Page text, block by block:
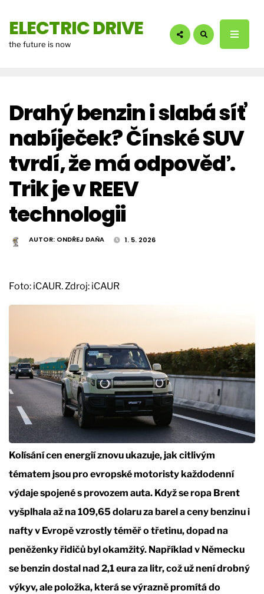
ELECTRIC DRIVE
the future is now
Drahý benzin i slabá síť
nabíječek? Čínské SUV
tvrdí, že má odpověď.
Trik je v REEV
technologii
AUTOR: ONDŘEJ DAŇA 1. 5. 2026
Foto: iCAUR. Zdroj: iCAUR
Kolísání cen energií znovu ukazuje, jak citlivým
tématem jsou pro evropské motoristy každodenní
výdaje spojené s provozem auta. Když se ropa Brent
vyšplhala až na 109,65 dolaru za barel a ceny benzinu i
nafty v Evropě vzrostly téměř o třetinu, dopad na
peněženky řidičů byl okamžitý. Například v Německu
se benzin dostal nad 2,1 eura za litr, což už není drobný
výkyv, ale položka, která se výrazně promítá do